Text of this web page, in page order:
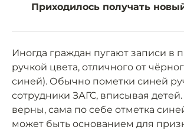
Приходилось получать
Иногда граждан пугают записи в
ручкой цвета, отличного от
синей). Обычно пометки синей
сотрудники ЗАГС, вписывая
верны, сама по себе отметка
может быть основанием для